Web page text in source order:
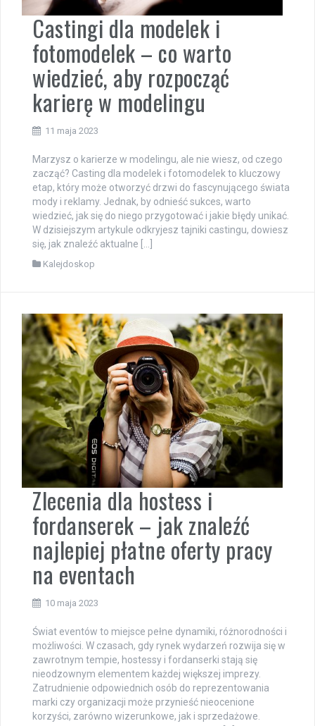
Castingi dla modelek i
fotomodelek – co warto
wiedzieć, aby rozpocząć
karierę w modelingu
11 maja 2023
Marzysz o karierze w modelingu, ale nie wiesz, od czego
zacząć? Casting dla modelek i fotomodelek to kluczowy
etap, który może otworzyć drzwi do fascynującego świata
mody i reklamy. Jednak, by odnieść sukces, warto
wiedzieć, jak się do niego przygotować i jakie błędy unikać.
W dzisiejszym artykule odkryjesz tajniki castingu, dowiesz
się, jak znaleźć aktualne […]
Kalejdoskop
Zlecenia dla hostess i
fordanserek – jak znaleźć
najlepiej płatne oferty pracy
na eventach
10 maja 2023
Świat eventów to miejsce pełne dynamiki, różnorodności i
możliwości. W czasach, gdy rynek wydarzeń rozwija się w
zawrotnym tempie, hostessy i fordanserki stają się
nieodzownym elementem każdej większej imprezy.
Zatrudnienie odpowiednich osób do reprezentowania
marki czy organizacji może przynieść nieocenione
korzyści, zarówno wizerunkowe, jak i sprzedażowe.